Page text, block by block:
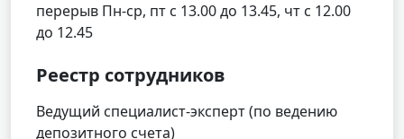
перерыв Пн-ср, пт с 13.00 до 13.45, чт с 12.00
до 12.45
Реестр сотрудников
Ведущий специалист-эксперт (по ведению
депозитного счета)